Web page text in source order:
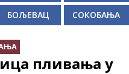
БОЉЕВАЦ СОКОБАЊА
пливања у